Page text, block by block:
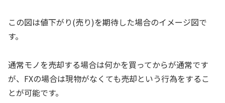
この図は値下がり(売り)を期待した場合のイメージ図で
す。
通常モノを売却する場合は何かを買ってからが通常です
が、FXの場合は現物がなくても売却という行為をするこ
とが可能です。